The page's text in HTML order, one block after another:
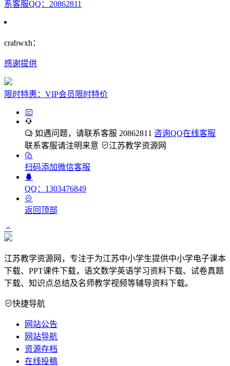
系客服QQ：20862811
crabwxh：
感谢提供
限时特惠：VIP会员限时特价
如遇问题，请联系客服 20862811 咨询QQ在线客服
联系客服请注明来意
江苏教学资源网
扫码添加微信客服
QQ：1303476849
返回顶部
江苏教学资源网，专注于为江苏中小学生提供中小学电子课本
下载、PPT课件下载，语文数学英语学习资料下载、试卷真题
下载、知识点总结及名师教学视频等辅导资料下载。
快捷导航
网站公告
网站导航
资源存档
在线投稿